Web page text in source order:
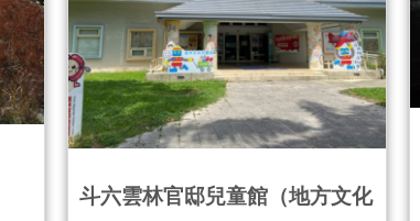
斗六雲林官邸兒童館（地方文化